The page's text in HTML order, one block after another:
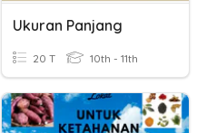
Ukuran Panjang
20 T 10th - 11th